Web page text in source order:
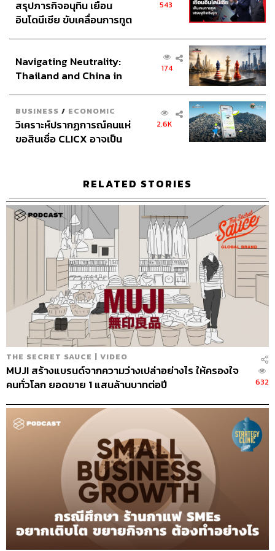
สามารถฟังพอดแคสต์ The Secret Sauce
ผ่านแอปพลิเคชันต่างๆ ที่คุณสะดวกหรือใช้อยู่แล้วได้เลย
The Host นครินทร์ วนกิจไพบลูย์
Show Creator นครินทร์ วนกิจไพบูลย์
Show Producers เชษฐพงศ์ ชูประดิษฐ์, ปวริศา ตั้งตุลานนท์
สรุปภารกิจอนุทิน เยือน
อินโดนีเซีย ขับเคลื่อนการทูต
อินโดนีเซีย
543
Navigating Neutrality:
Thailand and China in
174
BUSINESS / ECONOMIC
วิเคราะห์ปรากฏการณ์คนแห่
ขอสินเชื่อ CLICX อาจเป็น
2.6K
RELATED STORIES
THE SECRET SAUCE | VIDEO
MUJI สร้างแบรนด์จากความว่างเปล่าอย่างไร ให้ครองใจ
คนทั่วโลก ยอดขาย 1 แสนล้านบาทต่อปี
632